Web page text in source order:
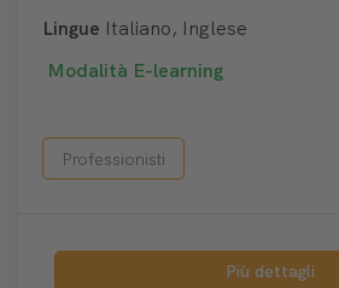
Lingue Italiano, Inglese
Modalità E-learning
Professionisti
Più dettagli